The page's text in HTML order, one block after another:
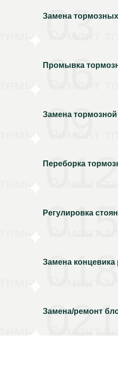
03
Замена
06
Промывка
09
Замена тормозной
Переборка
Регулировка
Замена концевика
Ремонт
Замена/ремонт